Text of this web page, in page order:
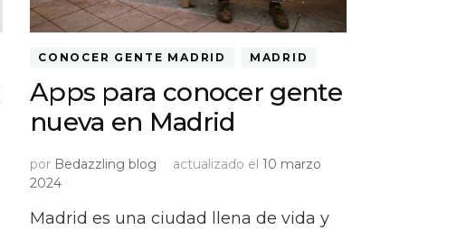
CONOCER GENTE MADRID MADRID
Apps para conocer gente
nueva en Madrid
por Bedazzling blog actualizado el 10 marzo
2024
Madrid es una ciudad llena de vida y